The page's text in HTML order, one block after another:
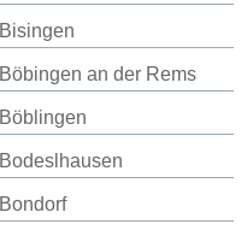
Bisingen
Böbingen an der Rems
Böblingen
Bodeslhausen
Bondorf